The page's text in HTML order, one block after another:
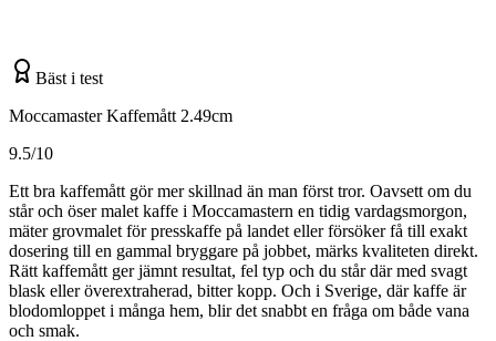
Bäst i test
Moccamaster Kaffemått 2.49cm
9.5/10
Ett bra kaffemått gör mer skillnad än man först tror. Oavsett om du
står och öser malet kaffe i Moccamastern en tidig vardagsmorgon,
mäter grovmalet för presskaffe på landet eller försöker få till exakt
dosering till en gammal bryggare på jobbet, märks kvaliteten direkt.
Rätt kaffemått ger jämnt resultat, fel typ och du står där med svagt
blask eller överextraherad, bitter kopp. Och i Sverige, där kaffe är
blodomloppet i många hem, blir det snabbt en fråga om både vana
och smak.